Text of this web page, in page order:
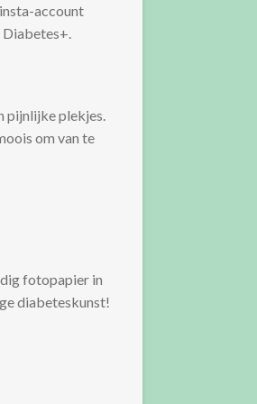
account
pijnlijke plekjes.
om van te
fotopapier in
diabeteskunst!